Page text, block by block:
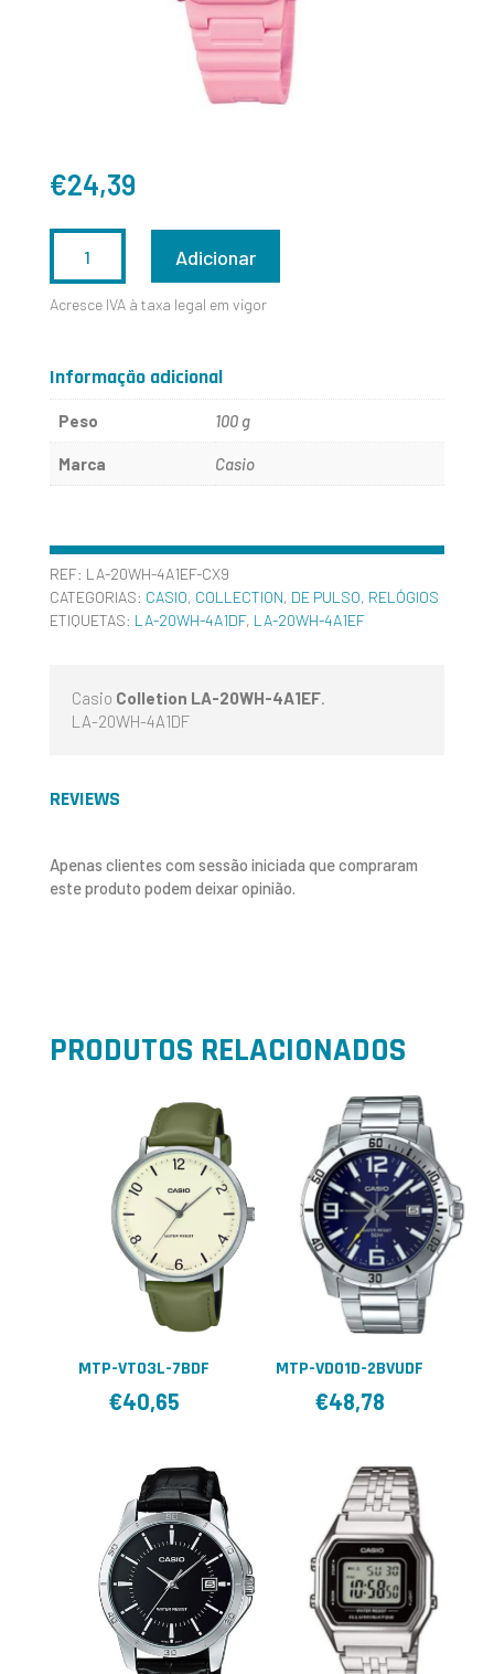
€24,39
DE
20WH-
Adicionar
Acresce IVA à taxa legal em vigor
Informação adicional
Peso 100 g
Marca Casio
REF: LA-20WH-4A1EF-CX9
CATEGORIAS: CASIO, COLLECTION, DE PULSO, RELÓGIOS
ETIQUETAS: LA-20WH-4A1DF, LA-20WH-4A1EF
Casio Colletion LA-20WH-4A1EF.
LA-20WH-4A1DF
REVIEWS
Apenas clientes com sessão iniciada que compraram
este produto podem deixar opinião.
PRODUTOS RELACIONADOS
MTP-VT03L-7BDF
€40,65
MTP-VD01D-2BVUDF
€48,78